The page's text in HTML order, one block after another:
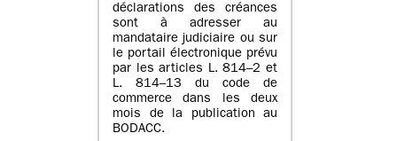
déclarations des créances
sont à adresser au
mandataire judiciaire ou sur
le portail électronique prévu
par les articles L. 814–2 et
L. 814–13 du code de
commerce dans les deux
mois de la publication au
BODACC.